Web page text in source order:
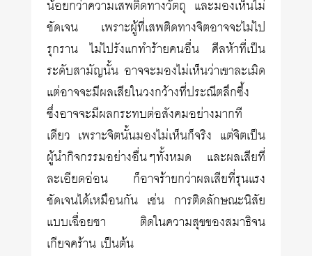
น้อยกว่าความเสพติดทางวัตถุ และมองเห็นไม่
ชัดเจน เพราะผู้ที่เสพติดทางจิตอาจจะไม่ไป
รุกราน ไม่ไปรังแกทำร้ายคนอื่น ศีลห้าที่เป็น
ระดับสามัญนั้น อาจจะมองไม่เห็นว่าเขาละเมิด
แต่อาจจะมีผลเสียในวงกว้างที่ประณีตลึกซึ้ง
ซึ่งอาจจะมีผลกระทบต่อสังคมอย่างมากที
เดียว เพราะจิตนั้นมองไม่เห็นก็จริง แต่จิตเป็น
ผู้นำกิจกรรมอย่างอื่นๆทั้งหมด และผลเสียที่
ละเอียดอ่อน ก็อาจร้ายกว่าผลเสียที่รุนแรง
ชัดเจนได้เหมือนกัน เช่น การติดลักษณะนิสัย
แบบเฉื่อยชา ติดในความสุขของสมาธิจน
เกียจคร้าน เป็นต้น